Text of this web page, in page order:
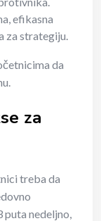
efikasna
za strategiju.
da
za
treba da
puta nedeljno,